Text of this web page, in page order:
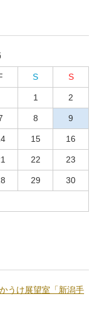
S S
1 2
8 9
15 16
22 23
29 30
うけ展望室「新潟手